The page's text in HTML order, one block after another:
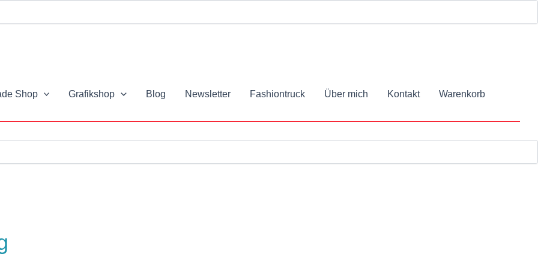
Shop Grafikshop Blog Newsletter Fashiontruck Über mich Kontakt Warenkorb